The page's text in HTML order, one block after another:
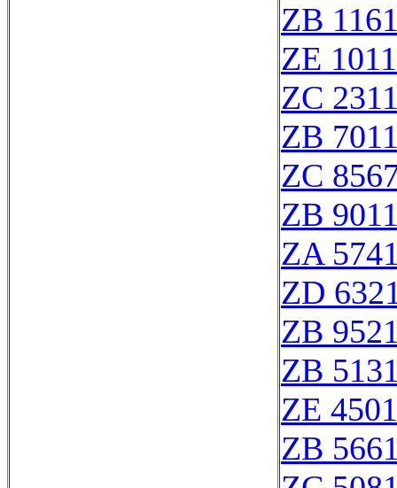
ZB
ZE
ZC
ZB
ZC
ZB
ZA
ZD
ZB
ZB
ZE
ZB